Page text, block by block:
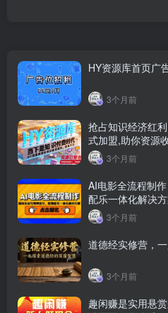
HY资源库首页广
3个月前
抢占知识经济红
式加盟,助你资源
3个月前
AI电影全流程制
配乐一体化解决
3个月前
道德经实修营，
3个月前
趣闲赚是实用悬